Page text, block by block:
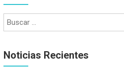
Noticias Recientes